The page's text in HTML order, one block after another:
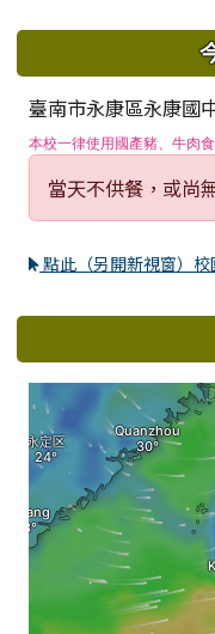
下中區域內容
臺南市永康區永康國
本校一律使用國產豬、牛肉
當天不供餐，或尚
點此（另開新視窗）